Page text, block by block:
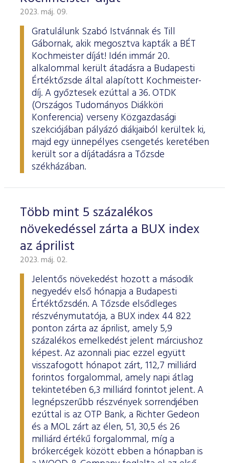
2023. máj. 09.
Gratulálunk Szabó Istvánnak és Till
Gábornak, akik megosztva kapták a BÉT
Kochmeister díját! Idén immár 20.
alkalommal került átadásra a Budapesti
Értéktőzsde által alapított Kochmeister-
díj. A győztesek ezúttal a 36. OTDK
(Országos Tudományos Diákköri
Konferencia) verseny Közgazdasági
szekciójában pályázó diákjaiból kerültek ki,
majd egy ünnepélyes csengetés keretében
került sor a díjátadásra a Tőzsde
székházában.
Több mint 5 százalékos
növekedéssel zárta a BUX index
az áprilist
2023. máj. 02.
Jelentős növekedést hozott a második
negyedév első hónapja a Budapesti
Értéktőzsdén. A Tőzsde elsődleges
részvénymutatója, a BUX index 44 822
ponton zárta az áprilist, amely 5,9
százalékos emelkedést jelent márciushoz
képest. Az azonnali piac ezzel együtt
visszafogott hónapot zárt, 112,7 milliárd
forintos forgalommal, amely napi átlag
tekintetében 6,3 milliárd forintot jelent. A
legnépszerűbb részvények sorrendjében
ezúttal is az OTP Bank, a Richter Gedeon
és a MOL zárt az élen, 51, 30,5 és 26
milliárd értékű forgalommal, míg a
brókercégek között ebben a hónapban is